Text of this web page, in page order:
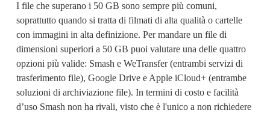
I file che superano i 50 GB sono sempre più comuni,
soprattutto quando si tratta di filmati di alta qualità o cartelle
con immagini in alta definizione. Per mandare un file di
dimensioni superiori a 50 GB puoi valutare una delle quattro
opzioni più valide: Smash e WeTransfer (entrambi servizi di
trasferimento file), Google Drive e Apple iCloud+ (entrambe
soluzioni di archiviazione file). In termini di costo e facilità
d’uso Smash non ha rivali, visto che è l'unico a non richiedere